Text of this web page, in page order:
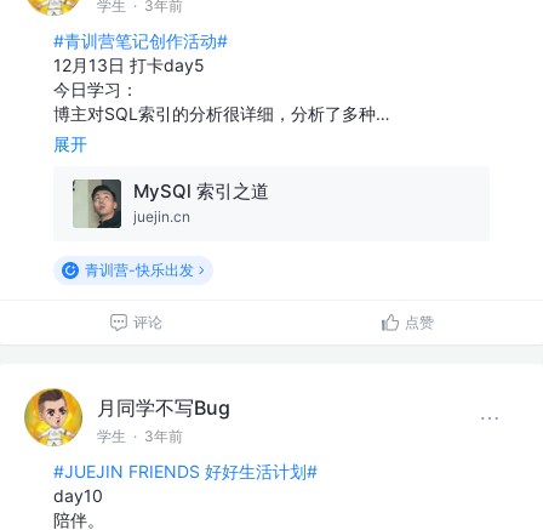
学生 · 3年前
#青训营笔记创作活动#
12月13日 打卡day5
今日学习：
博主对SQL索引的分析很详细，分析了多种…
展开
MySQl 索引之道
juejin.cn
青训营-快乐出发
评论 点赞
月同学不写Bug
学生 · 3年前
#JUEJIN FRIENDS 好好生活计划#
day10
陪伴。